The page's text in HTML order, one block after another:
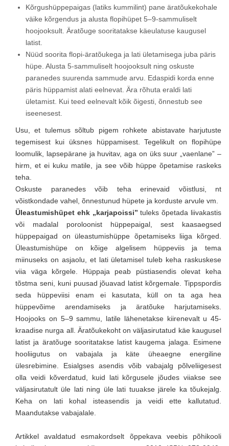
Kõrgushüppepaigas (latiks kummilint) pane äratõukekohale
väike kõrgendus ja alusta flopihüpet 5–9-sammuliselt
hoojooksult. Äratõuge sooritatakse käeulatuse kaugusel
latist.
Nüüd soorita flopi-äratõukega ja lati ületamisega juba päris
hüpe. Alusta 5-sammuliselt hoojooksult ning oskuste
paranedes suurenda sammude arvu. Edaspidi korda enne
päris hüppamist alati eelnevat. Ära rõhuta eraldi lati
ületamist. Kui teed eelnevalt kõik õigesti, õnnestub see
iseenesest.
Usu, et tulemus sõltub pigem rohkete abistavate harjutuste
tegemisest kui üksnes hüppamisest. Tegelikult on flopihüpe
loomulik, lapsepärane ja huvitav, aga on üks suur „vaenlane” –
hirm, et ei kuku matile, ja see võib hüppe õpetamise raskeks
teha.
Oskuste paranedes võib teha erinevaid võistlusi, nt
võistkondade vahel, õnnestunud hüpete ja korduste arvule vm.
Üleastumishüpet ehk „karjapoissi” tuleks õpetada liivakastis
või madalal poroloonist hüppepaigal, sest kaasaegsed
hüppepaigad on üleastumishüppe õpetamiseks liiga kõrged.
Üleastumishüpe on kõige algelisem hüppeviis ja tema
miinuseks on asjaolu, et lati ületamisel tuleb keha raskuskese
viia väga kõrgele. Hüppaja peab püstiasendis olevat keha
tõstma seni, kuni puusad jõuavad latist kõrgemale. Tippspordis
seda hüppeviisi enam ei kasutata, küll on ta aga hea
hüppevõime arendamiseks ja äratõuke harjutamiseks.
Hoojooks on 5–9 sammu, latile lähenetakse kiirenevalt u 45-
kraadise nurga all. Äratõukekoht on väljasirutatud käe kaugusel
latist ja äratõuge sooritatakse latist kaugema jalaga. Esimene
hooliigutus on vabajala ja käte üheaegne energiline
ülesrebimine. Esialgses asendis võib vabajalg põlveliigesest
olla veidi kõverdatud, kuid lati kõrgusele jõudes viiakse see
väljasirutatult üle lati ning üle lati tuuakse järele ka tõukejalg.
Keha on lati kohal isteasendis ja veidi ette kallutatud.
Maandutakse vabajalale.
Artikkel avaldatud esmakordselt õppekava veebis põhikooli